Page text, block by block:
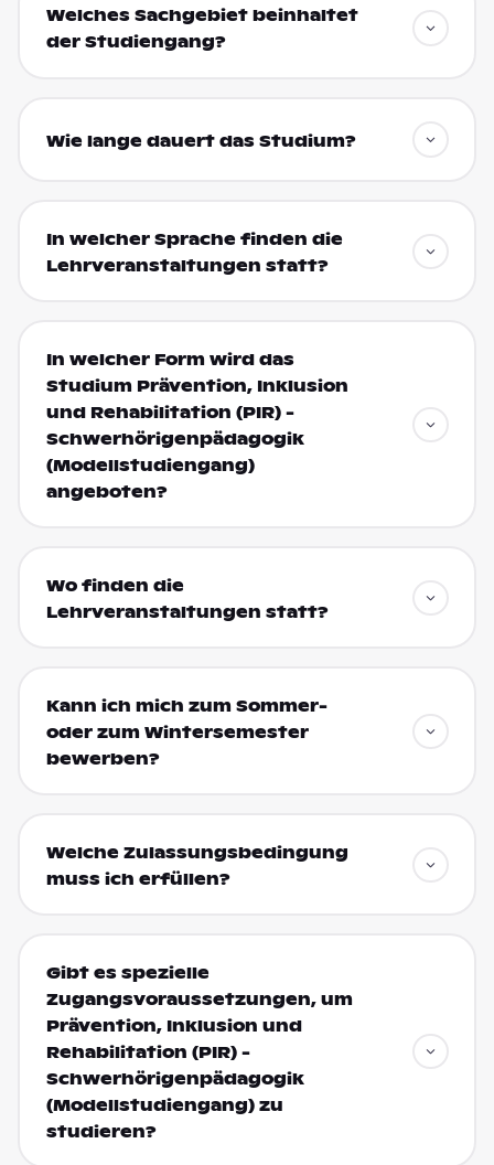
Welches Sachgebiet beinhaltet
der Studiengang?
Wie lange dauert das Studium?
In welcher Sprache finden die
Lehrveranstaltungen statt?
In welcher Form wird das
Studium Prävention, Inklusion
und Rehabilitation (PIR) -
Schwerhörigenpädagogik
(Modellstudiengang)
angeboten?
Wo finden die
Lehrveranstaltungen statt?
Kann ich mich zum Sommer-
oder zum Wintersemester
bewerben?
Welche Zulassungsbedingung
muss ich erfüllen?
Gibt es spezielle
Zugangsvoraussetzungen, um
Prävention, Inklusion und
Rehabilitation (PIR) -
Schwerhörigenpädagogik
(Modellstudiengang) zu
studieren?